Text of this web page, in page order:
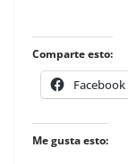
Comparte esto:
Facebook
Me gusta esto: